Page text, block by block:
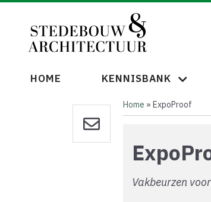
Overslaan
Hoofdnavigatie
HOME KENNISBANK
Kruimelpad
Home ExpoProof
Vakbeurzen